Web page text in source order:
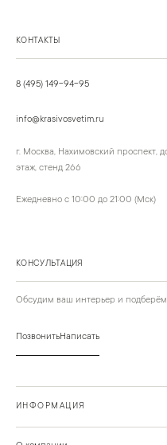
КОНТАКТЫ
8 (495) 149-94-95
info@krasivosvetim.ru
г. Москва, Нахимовский проспект,
этаж, стенд 266
Ежедневно с 10:00 до 21:00 (Мск)
КОНСУЛЬТАЦИЯ
Обсудим ваш интерьер и
ПозвонитьНаписать
ИНФОРМАЦИЯ